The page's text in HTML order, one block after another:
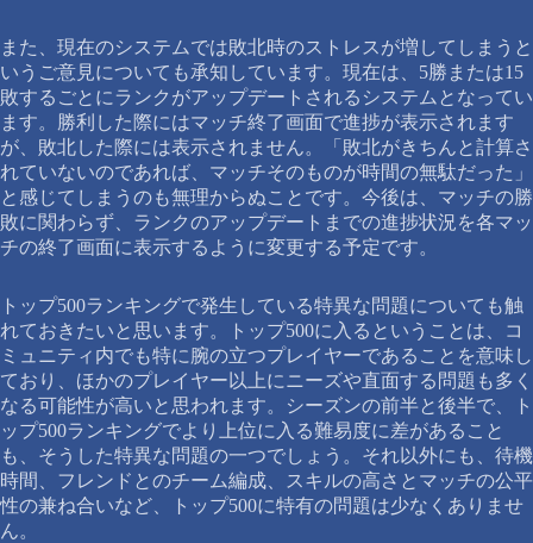
また、現在のシステムでは敗北時のストレスが増してしまうと
いうご意見についても承知しています。現在は、5勝または15
敗するごとにランクがアップデートされるシステムとなってい
ます。勝利した際にはマッチ終了画面で進捗が表示されます
が、敗北した際には表示されません。「敗北がきちんと計算さ
れていないのであれば、マッチそのものが時間の無駄だった」
と感じてしまうのも無理からぬことです。今後は、マッチの勝
敗に関わらず、ランクのアップデートまでの進捗状況を各マッ
チの終了画面に表示するように変更する予定です。
トップ500ランキングで発生している特異な問題についても触
れておきたいと思います。トップ500に入るということは、コ
ミュニティ内でも特に腕の立つプレイヤーであることを意味し
ており、ほかのプレイヤー以上にニーズや直面する問題も多く
なる可能性が高いと思われます。シーズンの前半と後半で、ト
ップ500ランキングでより上位に入る難易度に差があること
も、そうした特異な問題の一つでしょう。それ以外にも、待機
時間、フレンドとのチーム編成、スキルの高さとマッチの公平
性の兼ね合いなど、トップ500に特有の問題は少なくありませ
ん。